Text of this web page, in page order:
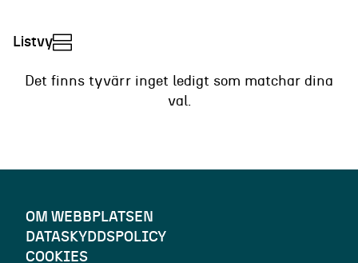
Listvy
Det finns tyvärr inget ledigt som matchar dina
val.
OM WEBBPLATSEN
DATASKYDDSPOLICY
COOKIES